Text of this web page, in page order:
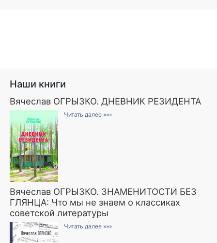
Наши книги
Вячеслав ОГРЫЗКО. ДНЕВНИК РЕЗИДЕНТА
Читать далее »»»
Вячеслав ОГРЫЗКО. ЗНАМЕНИТОСТИ БЕЗ
ГЛЯНЦА: Что мы не знаем о классиках
советской литературы
Читать далее »»»